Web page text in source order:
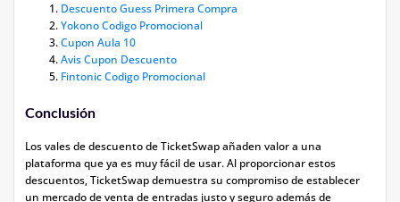
Descuento Guess Primera Compra
Yokono Codigo Promocional
Cupon Aula 10
Avis Cupon Descuento
Fintonic Codigo Promocional
Conclusión
Los vales de descuento de TicketSwap añaden valor a una
plataforma que ya es muy fácil de usar. Al proporcionar estos
descuentos, TicketSwap demuestra su compromiso de establecer
un mercado de venta de entradas justo y seguro además de